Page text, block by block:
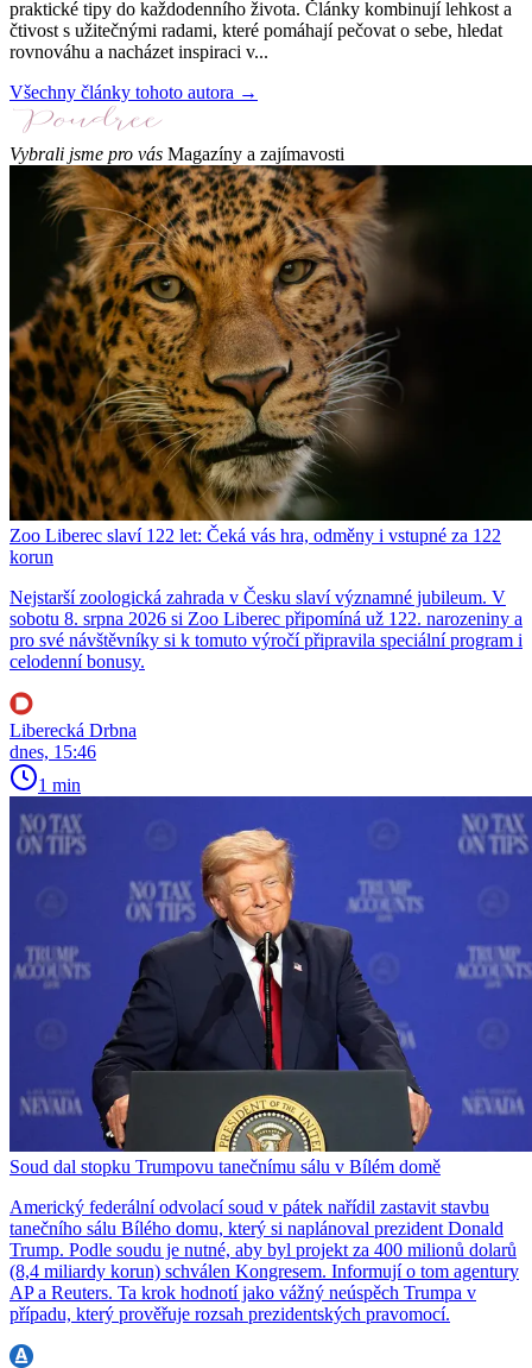
praktické tipy do každodenního života. Články kombinují lehkost a
čtivost s užitečnými radami, které pomáhají pečovat o sebe, hledat
rovnováhu a nacházet inspiraci v...
Všechny články tohoto autora →
Vybrali jsme pro vás Magazíny a zajímavosti
Zoo Liberec slaví 122 let: Čeká vás hra, odměny i vstupné za 122
korun
Nejstarší zoologická zahrada v Česku slaví významné jubileum. V
sobotu 8. srpna 2026 si Zoo Liberec připomíná už 122. narozeniny a
pro své návštěvníky si k tomuto výročí připravila speciální program i
celodenní bonusy.
Liberecká Drbna
dnes, 15:46
1 min
Soud dal stopku Trumpovu tanečnímu sálu v Bílém domě
Americký federální odvolací soud v pátek nařídil zastavit stavbu
tanečního sálu Bílého domu, který si naplánoval prezident Donald
Trump. Podle soudu je nutné, aby byl projekt za 400 milionů dolarů
(8,4 miliardy korun) schválen Kongresem. Informují o tom agentury
AP a Reuters. Ta krok hodnotí jako vážný neúspěch Trumpa v
případu, který prověřuje rozsah prezidentských pravomocí.